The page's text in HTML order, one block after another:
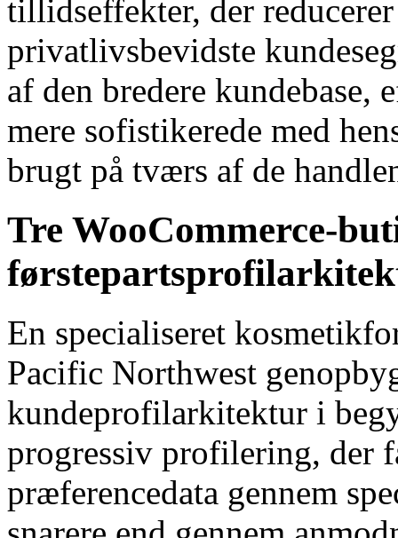
tillidseffekter, der
privatlivsbevidste
af den bredere kundebase,
mere sofistikerede med
brugt på tværs af de
Tre WooCommerce-
En specialiseret
Pacific Northwest
kundeprofilarkitektur i
progressiv profilering, der
præferencedata gennem